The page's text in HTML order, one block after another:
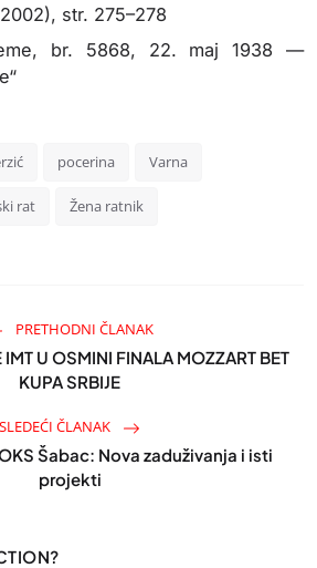
str. 275–278
br. 5868, 22. maj 1938 —
pocerina Varna
rat Žena ratnik
PRETHODNI ČLANAK
U OSMINI FINALA MOZZART BET
KUPA SRBIJE
SLEDEĆI ČLANAK
Šabac: Nova zaduživanja i isti
projekti